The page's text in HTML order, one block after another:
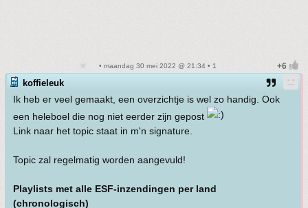
• maandag 30 mei 2022 @ 21:34 • 1
koffieleuk
Ik heb er veel gemaakt, een overzichtje is wel zo handig. Ook
een heleboel die nog niet eerder zijn gepost
Link naar het topic staat in m'n signature.
Topic zal regelmatig worden aangevuld!
Playlists met alle ESF-inzendingen per land
(chronologisch)